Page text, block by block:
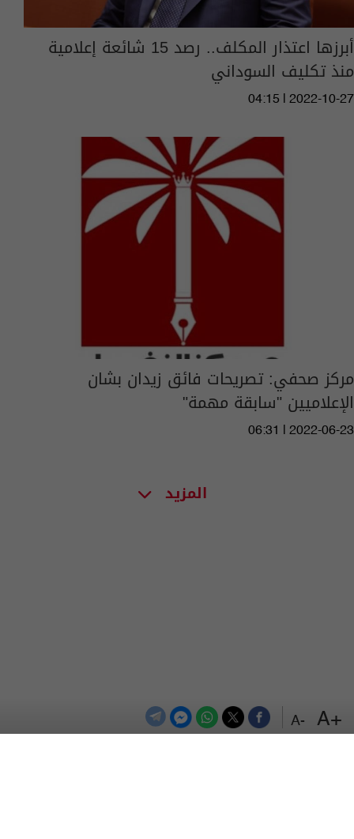
+A
-A
أبرزها اعتذار المكلف.. رصد 15 شائعة إعلامية
منذ تكليف السوداني
04:15 | 2022-10-27
مركز صحفي: تصريحات فائق زيدان بشان
الإعلاميين "سابقة مهمة"
06:31 | 2022-06-23
المزيد